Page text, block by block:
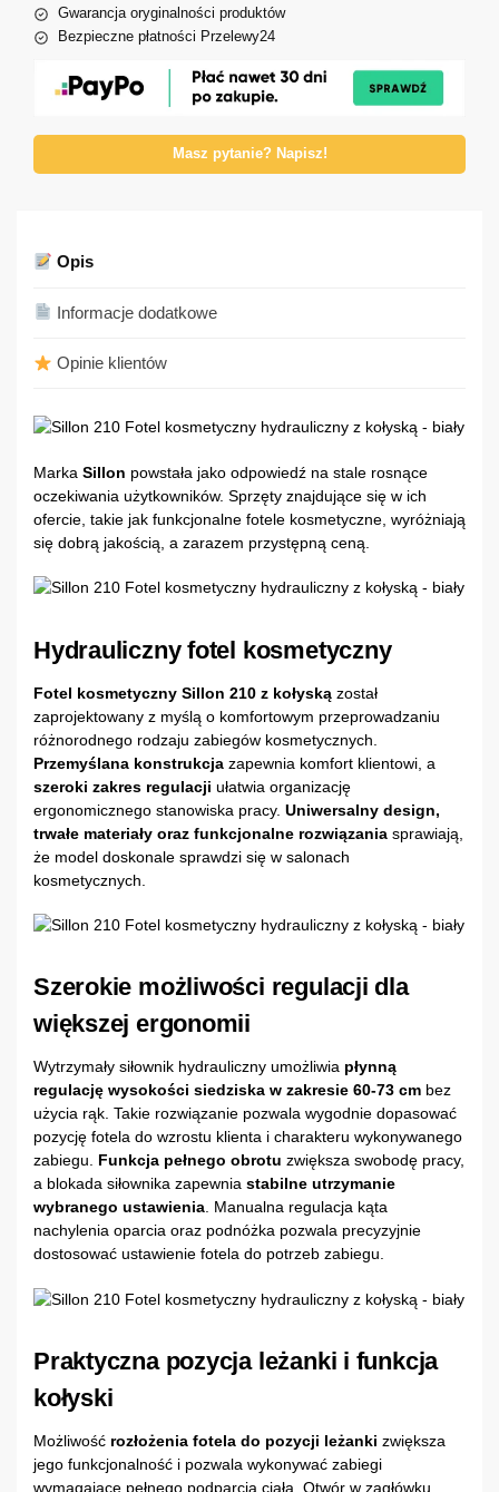
Gwarancja oryginalności produktów
Bezpieczne płatności Przelewy24
Masz pytanie? Napisz!
Opis
Informacje dodatkowe
Opinie klientów
Marka Sillon powstała jako odpowiedź na stale rosnące
oczekiwania użytkowników. Sprzęty znajdujące się w ich
ofercie, takie jak funkcjonalne fotele kosmetyczne, wyróżniają
się dobrą jakością, a zarazem przystępną ceną.
Hydrauliczny fotel kosmetyczny
Fotel kosmetyczny Sillon 210 z kołyską został
zaprojektowany z myślą o komfortowym przeprowadzaniu
różnorodnego rodzaju zabiegów kosmetycznych.
Przemyślana konstrukcja zapewnia komfort klientowi, a
szeroki zakres regulacji ułatwia organizację
ergonomicznego stanowiska pracy. Uniwersalny design,
trwałe materiały oraz funkcjonalne rozwiązania sprawiają,
że model doskonale sprawdzi się w salonach
kosmetycznych.
Szerokie możliwości regulacji dla
większej ergonomii
Wytrzymały siłownik hydrauliczny umożliwia płynną
regulację wysokości siedziska w zakresie 60-73 cm bez
użycia rąk. Takie rozwiązanie pozwala wygodnie dopasować
pozycję fotela do wzrostu klienta i charakteru wykonywanego
zabiegu. Funkcja pełnego obrotu zwiększa swobodę pracy,
a blokada siłownika zapewnia stabilne utrzymanie
wybranego ustawienia. Manualna regulacja kąta
nachylenia oparcia oraz podnóżka pozwala precyzyjnie
dostosować ustawienie fotela do potrzeb zabiegu.
Praktyczna pozycja leżanki i funkcja
kołyski
Możliwość rozłożenia fotela do pozycji leżanki zwiększa
jego funkcjonalność i pozwala wykonywać zabiegi
wymagające pełnego podparcia ciała. Otwór w zagłówku,